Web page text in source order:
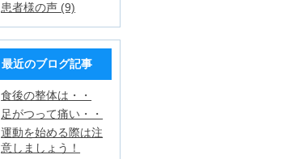
患者様の声 (9)
最近のブログ記事
食後の整体は・・
足がつって痛い・・
運動を始める際は注
意しましょう！